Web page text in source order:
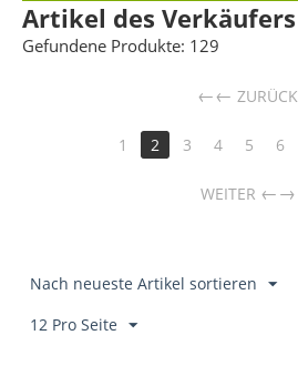
Artikel des Verkäufers
Gefundene Produkte: 129
← ZURÜCK
1 2 3 4 5 6
WEITER →
Nach neueste Artikel sortieren
12 Pro Seite